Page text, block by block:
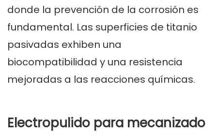
donde la prevención de la corrosión es
fundamental. Las superficies de titanio
pasivadas exhiben una
biocompatibilidad y una resistencia
mejoradas a las reacciones químicas.
Electropulido para mecanizado